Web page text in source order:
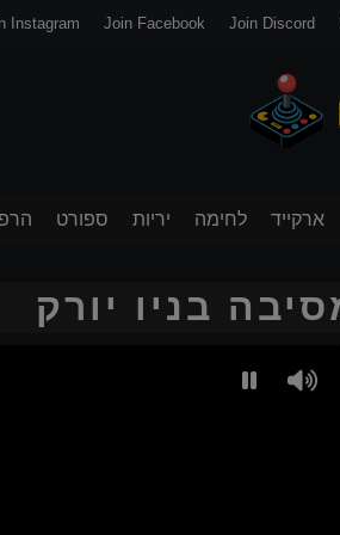
Join Discord
Join Facebook
Instagram
ארקייד לחימה יריות ספורט